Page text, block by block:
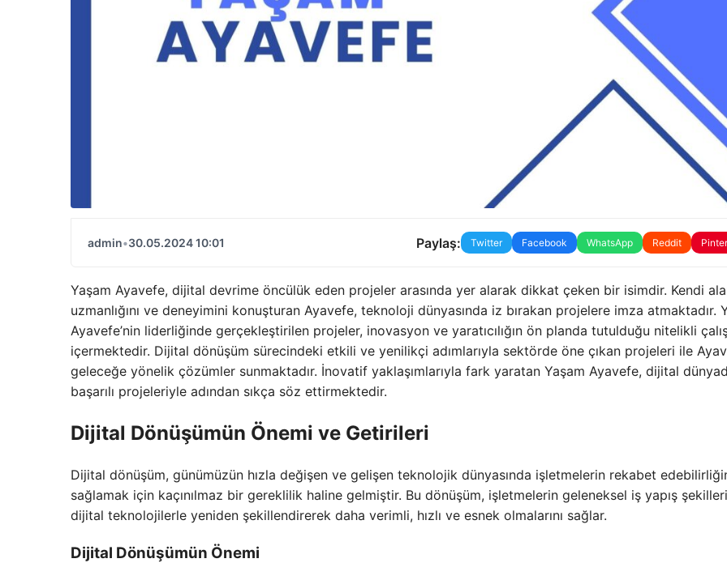
admin•30.05.2024 10:01 Paylaş: Twitter Facebook WhatsApp Reddit
Yaşam Ayavefe, dijital devrime öncülük eden projeler arasında yer alarak dikkat çeken bir isimdir. Kendi
uzmanlığını ve deneyimini konuşturan Ayavefe, teknoloji dünyasında iz bırakan projelere imza atmaktadır.
Ayavefe’nin liderliğinde gerçekleştirilen projeler, inovasyon ve yaratıcılığın ön planda tutulduğu nitelikli
içermektedir. Dijital dönüşüm sürecindeki etkili ve yenilikçi adımlarıyla sektörde öne çıkan projeleri ile
geleceğe yönelik çözümler sunmaktadır. İnovatif yaklaşımlarıyla fark yaratan Yaşam Ayavefe, dijital
başarılı projeleriyle adından sıkça söz ettirmektedir.
Dijital Dönüşümün Önemi ve Getirileri
Dijital dönüşüm, günümüzün hızla değişen ve gelişen teknolojik dünyasında işletmelerin rekabet
sağlamak için kaçınılmaz bir gereklilik haline gelmiştir. Bu dönüşüm, işletmelerin geleneksel iş yapış
dijital teknolojilerle yeniden şekillendirerek daha verimli, hızlı ve esnek olmalarını sağlar.
Dijital Dönüşümün Önemi